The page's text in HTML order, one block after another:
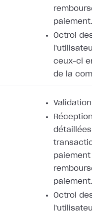
paiement.
Octroi
ceux-ci
de la
paiement.
Octroi